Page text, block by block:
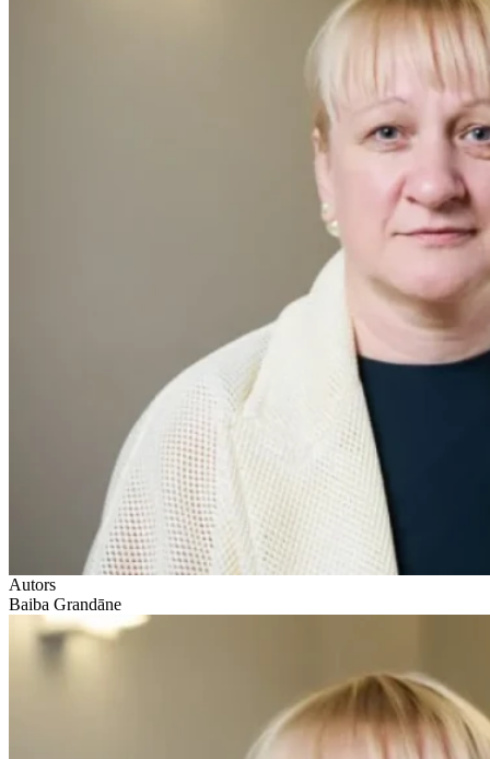
Autors
Baiba Grandāne